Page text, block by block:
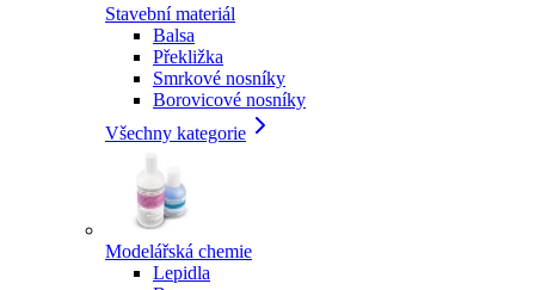
Stavební materiál
Balsa
Překližka
Smrkové nosníky
Borovicové nosníky
Všechny kategorie
Modelářská chemie
Lepidla